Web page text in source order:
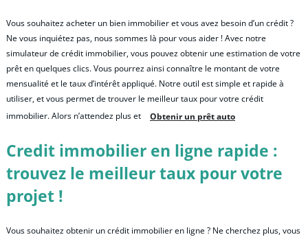
Vous souhaitez acheter un bien immobilier et vous avez besoin d’un crédit ?
Ne vous inquiétez pas, nous sommes là pour vous aider ! Avec notre
simulateur de crédit immobilier, vous pouvez obtenir une estimation de votre
prêt en quelques clics. Vous pourrez ainsi connaître le montant de votre
mensualité et le taux d’intérêt appliqué. Notre outil est simple et rapide à
utiliser, et vous permet de trouver le meilleur taux pour votre crédit
immobilier. Alors n’attendez plus et
Obtenir un prêt auto
Credit immobilier en ligne rapide :
trouvez le meilleur taux pour votre
projet !
Vous souhaitez obtenir un crédit immobilier en ligne ? Ne cherchez plus, vous